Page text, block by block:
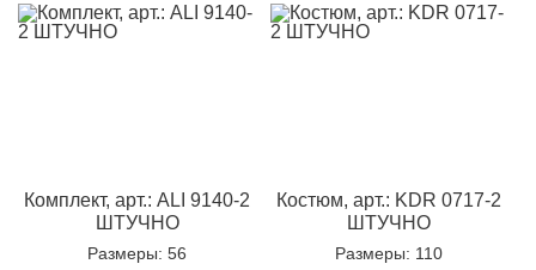
Комплект, арт.: ALI 9140-2
ШТУЧНО
Размеры: 56
Костюм, арт.: KDR 0717-2
ШТУЧНО
Размеры: 110